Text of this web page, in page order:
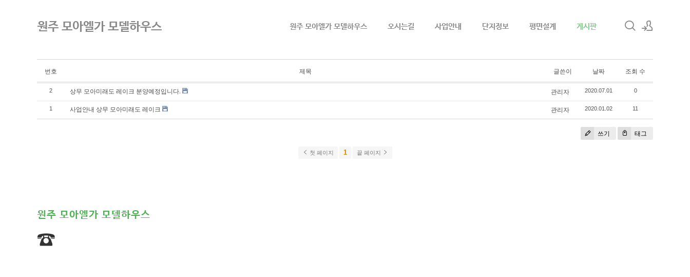
원주 모아엘가 모델하우스
회원가입
원주 모아엘가 모델하우스 오시는길 사업안내 단지정보 평면설계 게시판
번호 제목 글쓴이 날짜 조회 수
2 상무 모아미래도 레이크 분양예정입니다. 관리자 2020.07.01 0
1 사업안내 상무 모아미래도 레이크 관리자 2020.01.02 11
쓰기 태그
첫 페이지 1 끝 페이지
원주 모아엘가 모델하우스
☎